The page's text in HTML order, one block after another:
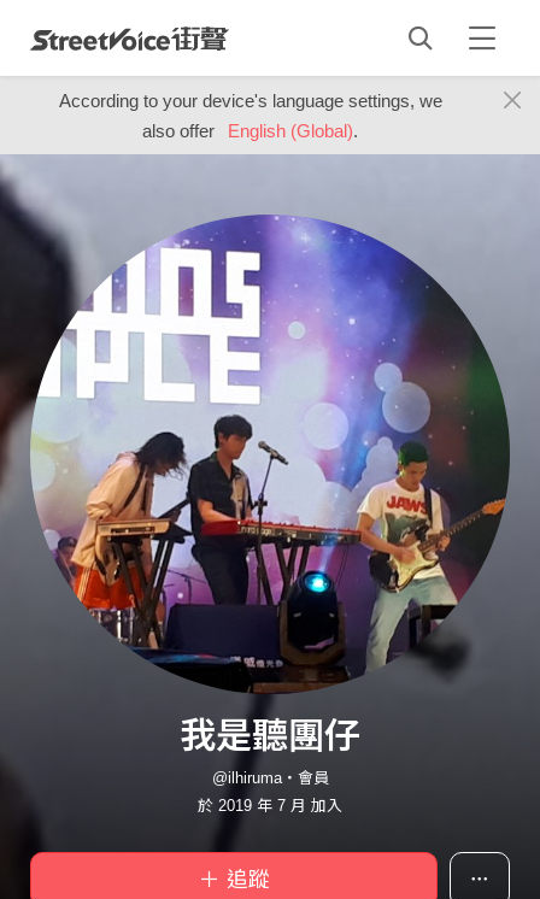
According to your device's language settings, we
also offer
English (Global).
我是聽團仔
@ilhiruma・會員
於 2019 年 7 月 加入
＋ 追蹤